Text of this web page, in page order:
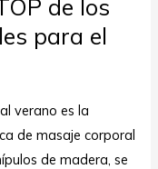
de los
para el
verano es la
de masaje corporal
de madera, se